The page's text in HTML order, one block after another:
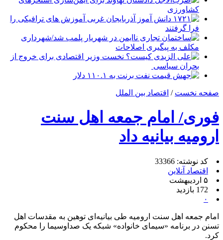
کشاورزی
۱۷۲۱ دانش آموز آذربایجان غربی آموزش های ترافیکی را
فرا گرفتند
ساختمان تجاری ناایمن در شهریار پلمب شد/شهرداری
مکلف به پیگیری اصلاحات
علی الزیدی کیست؟ نخست وزیر اقتصادی برای خروج از
بحران سیاسی
جهش قیمت نفت برنت به ۱۱۰.۱ دلار
صفحه نخست / اقتصاد بین الملل
فوری/ امام جمعه اهل سنت
ارومیه بیانیه داد
کد نوشته: 33366
اقتصاد آنلاین
۵ اردیبهشت
172 بازدید
۰
امام جمعه اهل سنت ارومیه طی بیانیه‌ای توهین به مقدسات اهل
تسنن در برنامه «سیمای خانواده» شبکه یک صداوسیما را محکوم
کرد.